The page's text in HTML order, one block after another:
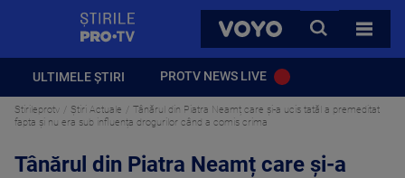
VOYO
CAUTA
TOATE
ULTIMELE ȘTIRI PROTV NEWS LIVE
Stirileprotv Știri Actuale
Tânărul din Piatra Neamț care și-a ucis tatăl a premeditat
fapta și nu era sub influența drogurilor când a comis crima
Tânărul din Piatra Neamț care și-a